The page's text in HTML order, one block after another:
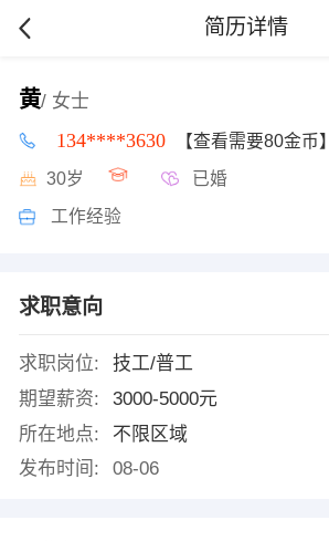
简历详情
黄/ 女士
134****3630 【查看需要80金币】
30岁 已婚
工作经验
求职意向
求职岗位:
技工/普工
期望薪资:
3000-5000元
所在地点:
不限区域
发布时间:
08-06